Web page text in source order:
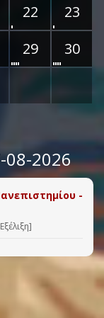
22
23
29
30
08-2026
-